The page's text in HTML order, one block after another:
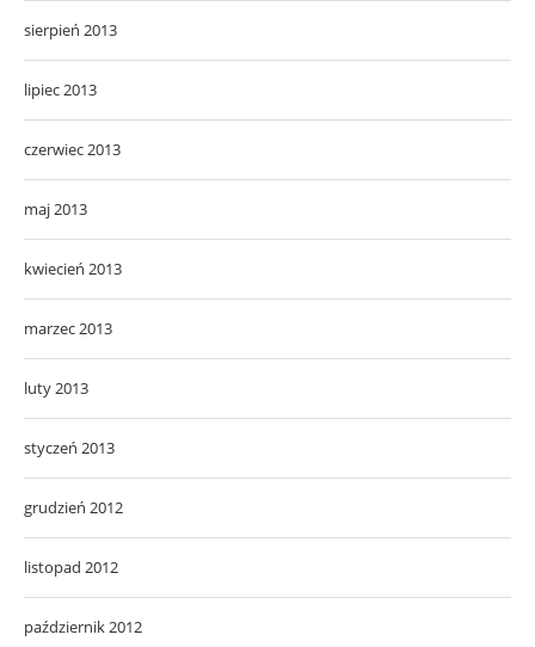
sierpień 2013
lipiec 2013
czerwiec 2013
maj 2013
kwiecień 2013
marzec 2013
luty 2013
styczeń 2013
grudzień 2012
listopad 2012
październik 2012